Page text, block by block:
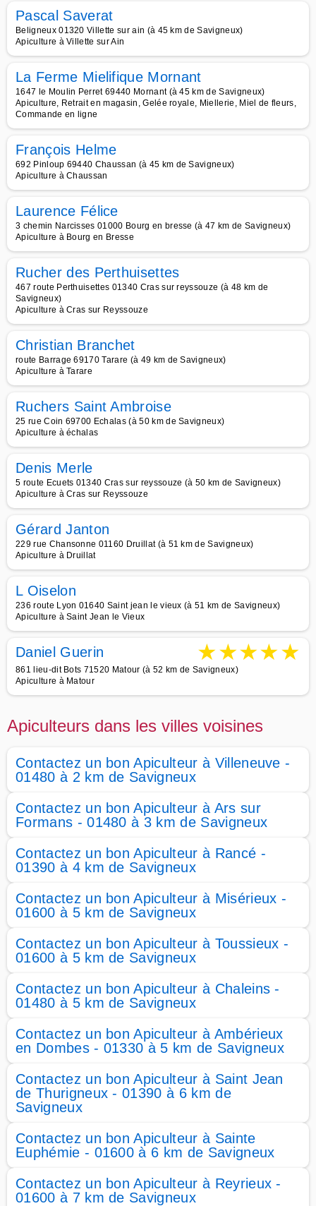
Pascal Saverat
Beligneux 01320 Villette sur ain (à 45 km de Savigneux)
Apiculture à Villette sur Ain
La Ferme Mielifique Mornant
1647 le Moulin Perret 69440 Mornant (à 45 km de Savigneux)
Apiculture, Retrait en magasin, Gelée royale, Miellerie, Miel de fleurs,
Commande en ligne
François Helme
692 Pinloup 69440 Chaussan (à 45 km de Savigneux)
Apiculture à Chaussan
Laurence Félice
3 chemin Narcisses 01000 Bourg en bresse (à 47 km de Savigneux)
Apiculture à Bourg en Bresse
Rucher des Perthuisettes
467 route Perthuisettes 01340 Cras sur reyssouze (à 48 km de
Savigneux)
Apiculture à Cras sur Reyssouze
Christian Branchet
route Barrage 69170 Tarare (à 49 km de Savigneux)
Apiculture à Tarare
Ruchers Saint Ambroise
25 rue Coin 69700 Echalas (à 50 km de Savigneux)
Apiculture à échalas
Denis Merle
5 route Ecuets 01340 Cras sur reyssouze (à 50 km de Savigneux)
Apiculture à Cras sur Reyssouze
Gérard Janton
229 rue Chansonne 01160 Druillat (à 51 km de Savigneux)
Apiculture à Druillat
L Oiselon
236 route Lyon 01640 Saint jean le vieux (à 51 km de Savigneux)
Apiculture à Saint Jean le Vieux
Daniel Guerin ★★★★★
861 lieu-dit Bots 71520 Matour (à 52 km de Savigneux)
Apiculture à Matour
Apiculteurs dans les villes voisines
Contactez un bon Apiculteur à Villeneuve -
01480 à 2 km de Savigneux
Contactez un bon Apiculteur à Ars sur
Formans - 01480 à 3 km de Savigneux
Contactez un bon Apiculteur à Rancé -
01390 à 4 km de Savigneux
Contactez un bon Apiculteur à Misérieux -
01600 à 5 km de Savigneux
Contactez un bon Apiculteur à Toussieux -
01600 à 5 km de Savigneux
Contactez un bon Apiculteur à Chaleins -
01480 à 5 km de Savigneux
Contactez un bon Apiculteur à Ambérieux
en Dombes - 01330 à 5 km de Savigneux
Contactez un bon Apiculteur à Saint Jean
de Thurigneux - 01390 à 6 km de
Savigneux
Contactez un bon Apiculteur à Sainte
Euphémie - 01600 à 6 km de Savigneux
Contactez un bon Apiculteur à Reyrieux -
01600 à 7 km de Savigneux